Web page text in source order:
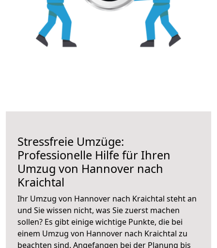
Stressfreie Umzüge:
Professionelle Hilfe für Ihren
Umzug von Hannover nach
Kraichtal
Ihr Umzug von Hannover nach Kraichtal steht an
und Sie wissen nicht, was Sie zuerst machen
sollen? Es gibt einige wichtige Punkte, die bei
einem Umzug von Hannover nach Kraichtal zu
beachten sind. Angefangen bei der Planung bis